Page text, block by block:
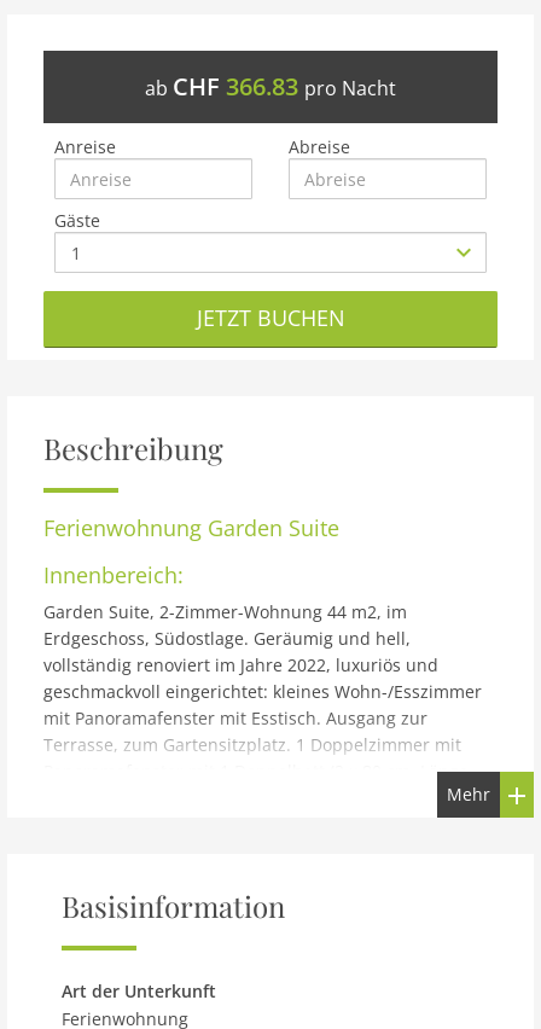
ab CHF 366.83 pro Nacht
Anreise Abreise
Gäste
JETZT BUCHEN
Beschreibung
Ferienwohnung Garden Suite
Innenbereich:
Garden Suite, 2-Zimmer-Wohnung 44 m2, im
Erdgeschoss, Südostlage. Geräumig und hell,
vollständig renoviert im Jahre 2022, luxuriös und
geschmackvoll eingerichtet: kleines Wohn-/Esszimmer
mit Panoramafenster mit Esstisch. Ausgang zur
Terrasse, zum Gartensitzplatz. 1 Doppelzimmer mit
Panoramafenster mit 1 Doppelbett (2 x 80 cm, Länge
200 cm). Ausgang zur Terrasse, zum Gartensitzplatz.
Kleine, offene Küche (Backofen, Geschirrspüler, 4
(Nespresso) gratis). Dusche/WC. Fussbodenheizung.
teilweise überdacht. Terrassenmöbel, Gartengrill,
Liegestühle (2). Herrliche Panoramasicht auf den See,
die Berge und die Landschaft. Zur Verfügung:
Mehr
Basisinformation
Art der Unterkunft
Ferienwohnung